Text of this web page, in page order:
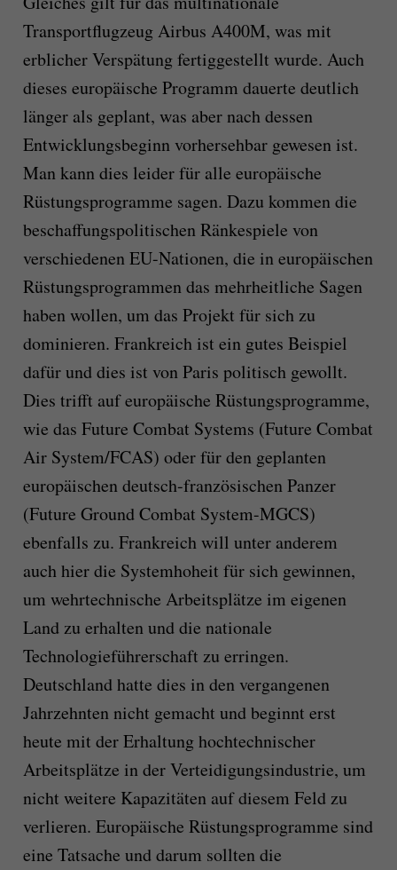
Transportflugzeug Airbus A400M, was mit
erblicher Verspätung fertiggestellt wurde. Auch
dieses europäische Programm dauerte deutlich
länger als geplant, was aber nach dessen
Entwicklungsbeginn vorhersehbar gewesen ist.
Man kann dies leider für alle europäische
Rüstungsprogramme sagen. Dazu kommen die
beschaffungspolitischen Ränkespiele von
verschiedenen EU-Nationen, die in europäischen
Rüstungsprogrammen das mehrheitliche Sagen
haben wollen, um das Projekt für sich zu
dominieren. Frankreich ist ein gutes Beispiel
dafür und dies ist von Paris politisch gewollt.
Dies trifft auf europäische Rüstungsprogramme,
wie das Future Combat Systems (Future Combat
Air System/FCAS) oder für den geplanten
europäischen deutsch-französischen Panzer
(Future Ground Combat System-MGCS)
ebenfalls zu. Frankreich will unter anderem
auch hier die Systemhoheit für sich gewinnen,
um wehrtechnische Arbeitsplätze im eigenen
Land zu erhalten und die nationale
Technologieführerschaft zu erringen.
Deutschland hatte dies in den vergangenen
Jahrzehnten nicht gemacht und beginnt erst
heute mit der Erhaltung hochtechnischer
Arbeitsplätze in der Verteidigungsindustrie, um
nicht weitere Kapazitäten auf diesem Feld zu
verlieren. Europäische Rüstungsprogramme sind
eine Tatsache und darum sollten die